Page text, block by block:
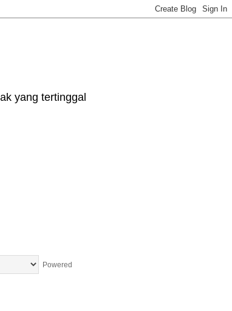
yang tertinggal
Powered